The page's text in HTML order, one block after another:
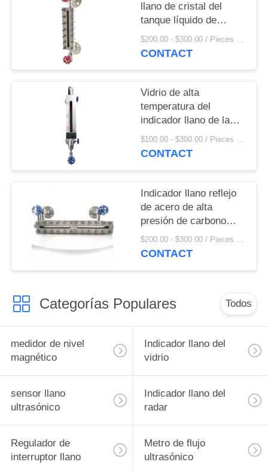
PRIVACY
POLICY
llano de cristal del
tanque líquido de
1450m m
$200.00 - $300.00 / Pieces MOQ:1 pedazo/pedazo
CONTACT
Vidrio de alta
temperatura del
indicador llano de la
caldera de 1750m m
para el nivel del tanque
$100.00 - $300.00 / Pieces MOQ:1 pedazo/pedazo
CONTACT
Indicador llano reflejo
de acero de alta
presión de carbono
para la caldera del
tanque de agua
$200.00 - $300.00 / Pieces MOQ:1 pedazo/pedazo
CONTACT
Categorías Populares Todos
medidor de nivel
magnético
Indicador llano del
vidrio
sensor llano
ultrasónico
Indicador llano del
radar
Regulador de
interruptor llano
Metro de flujo
ultrasónico